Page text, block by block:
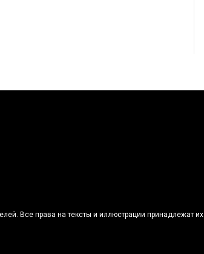
Все права на тексты и иллюстрации принадлежат их